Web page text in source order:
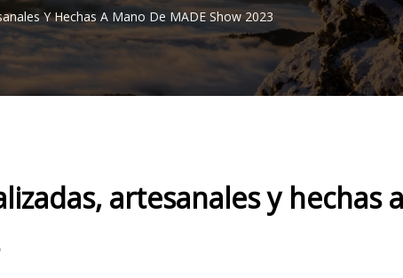
Y Hechas A Mano De MADE Show 2023
artesanales y hechas